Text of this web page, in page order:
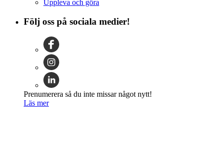
Uppleva och göra
Följ oss på sociala medier!
Prenumerera så du inte missar något nytt!
Läs mer